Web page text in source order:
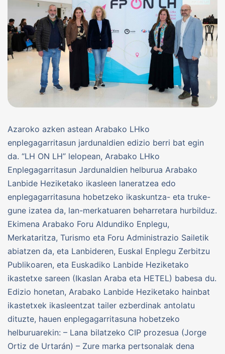
Azaroko azken astean Arabako LHko
enplegagarritasun jardunaldien edizio berri bat egin
da. “LH ON LH” lelopean, Arabako LHko
Enplegagarritasun Jardunaldien helburua Arabako
Lanbide Heziketako ikasleen laneratzea edo
enplegagarritasuna hobetzeko ikaskuntza- eta truke-
gune izatea da, lan-merkatuaren beharretara hurbilduz.
Ekimena Arabako Foru Aldundiko Enplegu,
Merkataritza, Turismo eta Foru Administrazio Sailetik
abiatzen da, eta Lanbideren, Euskal Enplegu Zerbitzu
Publikoaren, eta Euskadiko Lanbide Heziketako
ikastetxe sareen (Ikaslan Araba eta HETEL) babesa du.
Edizio honetan, Arabako Lanbide Heziketako hainbat
ikastetxek ikasleentzat tailer ezberdinak antolatu
dituzte, hauen enplegagarritasuna hobetzeko
helburuarekin: – Lana bilatzeko CIP prozesua (Jorge
Ortiz de Urtarán) – Zure marka pertsonalak dena